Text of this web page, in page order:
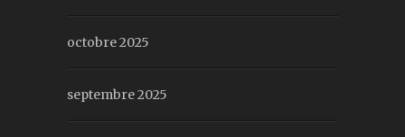
octobre 2025
septembre 2025